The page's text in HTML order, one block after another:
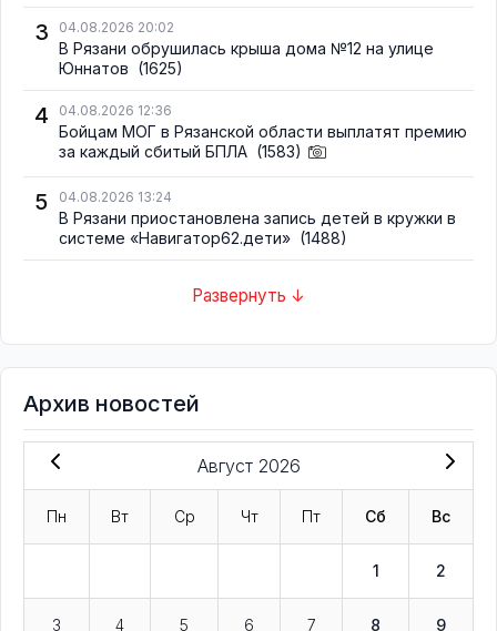
3 04.08.2026 20:02
В Рязани обрушилась крыша дома №12 на улице
Юннатов (1625)
4 04.08.2026 12:36
Бойцам МОГ в Рязанской области выплатят премию
за каждый сбитый БПЛА (1583)
5 04.08.2026 13:24
В Рязани приостановлена запись детей в кружки в
системе «Навигатор62.дети» (1488)
Развернуть ↓
Архив новостей
Август 2026
Пн Вт Ср Чт Пт Сб Вс
1 2
3 4 5 6 7 8 9